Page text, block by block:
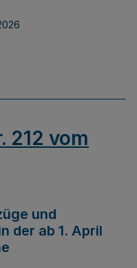
212 vom
und
der ab 1. April